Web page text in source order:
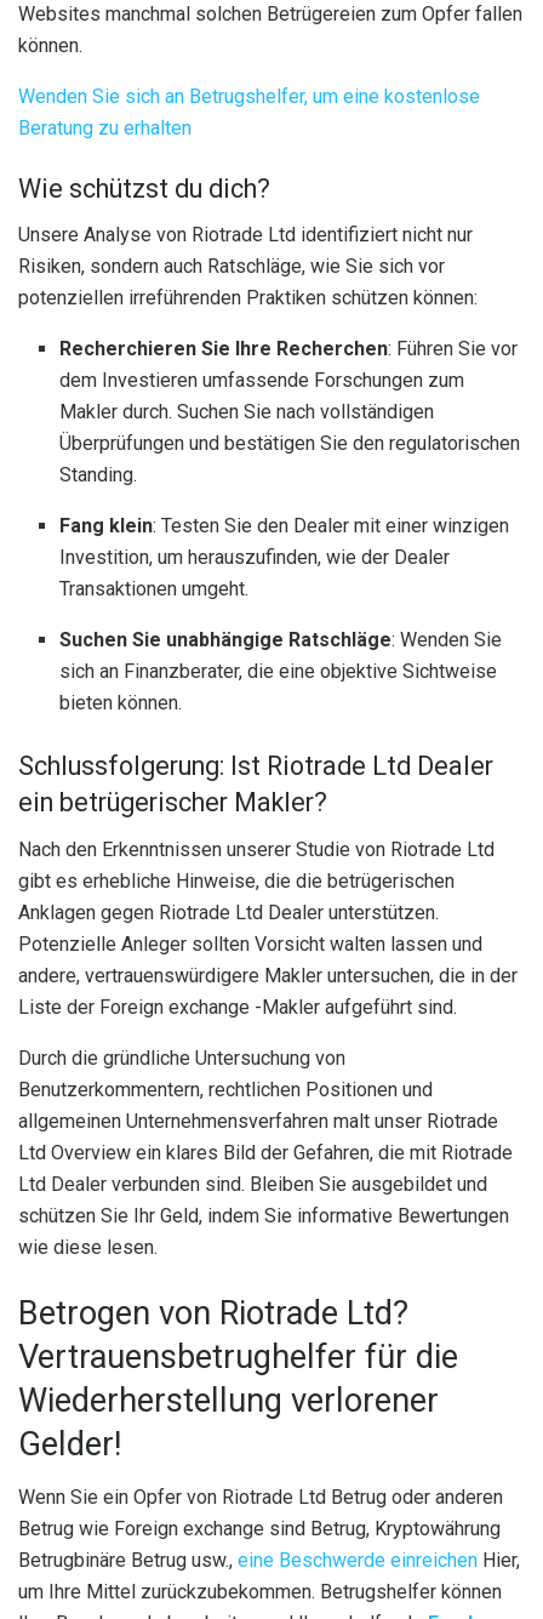
Websites manchmal solchen Betrügereien zum Opfer fallen
können.
Wenden Sie sich an Betrugshelfer, um eine kostenlose
Beratung zu erhalten
Wie schützst du dich?
Unsere Analyse von Riotrade Ltd identifiziert nicht nur
Risiken, sondern auch Ratschläge, wie Sie sich vor
potenziellen irreführenden Praktiken schützen können:
Recherchieren Sie Ihre Recherchen: Führen Sie vor
dem Investieren umfassende Forschungen zum
Makler durch. Suchen Sie nach vollständigen
Überprüfungen und bestätigen Sie den regulatorischen
Standing.
Fang klein: Testen Sie den Dealer mit einer winzigen
Investition, um herauszufinden, wie der Dealer
Transaktionen umgeht.
Suchen Sie unabhängige Ratschläge: Wenden Sie
sich an Finanzberater, die eine objektive Sichtweise
bieten können.
Schlussfolgerung: Ist Riotrade Ltd Dealer
ein betrügerischer Makler?
Nach den Erkenntnissen unserer Studie von Riotrade Ltd
gibt es erhebliche Hinweise, die die betrügerischen
Anklagen gegen Riotrade Ltd Dealer unterstützen.
Potenzielle Anleger sollten Vorsicht walten lassen und
andere, vertrauenswürdigere Makler untersuchen, die in der
Liste der Foreign exchange -Makler aufgeführt sind.
Durch die gründliche Untersuchung von
Benutzerkommentern, rechtlichen Positionen und
allgemeinen Unternehmensverfahren malt unser Riotrade
Ltd Overview ein klares Bild der Gefahren, die mit Riotrade
Ltd Dealer verbunden sind. Bleiben Sie ausgebildet und
schützen Sie Ihr Geld, indem Sie informative Bewertungen
wie diese lesen.
Betrogen von Riotrade Ltd?
Vertrauensbetrughelfer für die
Wiederherstellung verlorener
Gelder!
Wenn Sie ein Opfer von Riotrade Ltd Betrug oder anderen
Betrug wie Foreign exchange sind Betrug, Kryptowährung
Betrugbinäre Betrug usw., eine Beschwerde einreichen Hier,
um Ihre Mittel zurückzubekommen. Betrugshelfer können